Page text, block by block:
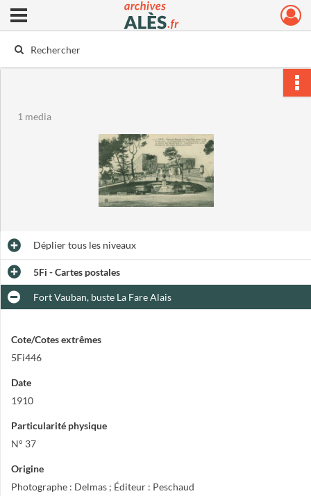
Archives municipales d'Alès
Ouvrir le menu déroulant
1 media
Dépliertous les niveaux
5Fi - Cartes postales
Fort Vauban, buste La Fare Alais
Cote/Cotes extrêmes
5Fi446
Date
1910
Particularité physique
N° 37
Origine
Photographe : Delmas ; Éditeur : Peschaud